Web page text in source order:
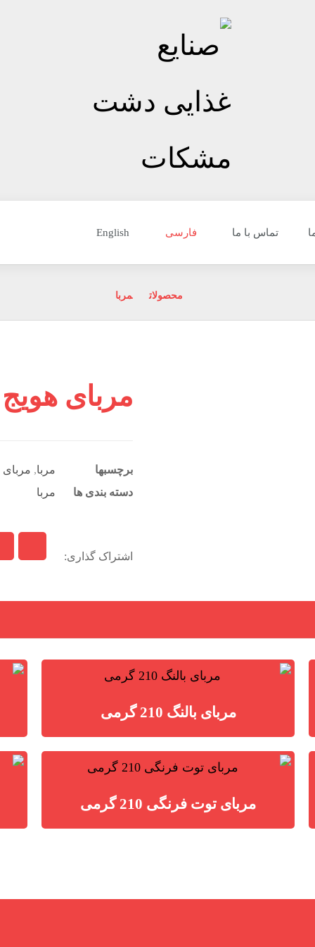
تماس با ما فارسی English
محصولات مربا
مربای هویج 210
برچسبها مربا, مربای
دسته بندی ها
مربا
مربای بالنگ 210 گرمی
مربای توت فرنگی 210 گرمی